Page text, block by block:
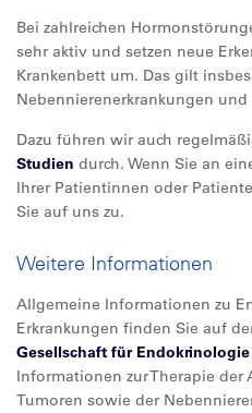
Bei zahlreichen
sehr aktiv und setzen neue
Krankenbett um. Das gilt
Nebennierenerkrankungen und
Dazu führen wir auch
Studien durch. Wenn Sie an
Ihrer Patientinnen oder
Sie auf uns zu.
Weitere Informationen
Allgemeine Informationen zu
Erkrankungen finden Sie auf
Gesellschaft für Endokrinologie
Informationen zur Therapie der
Tumoren sowie der